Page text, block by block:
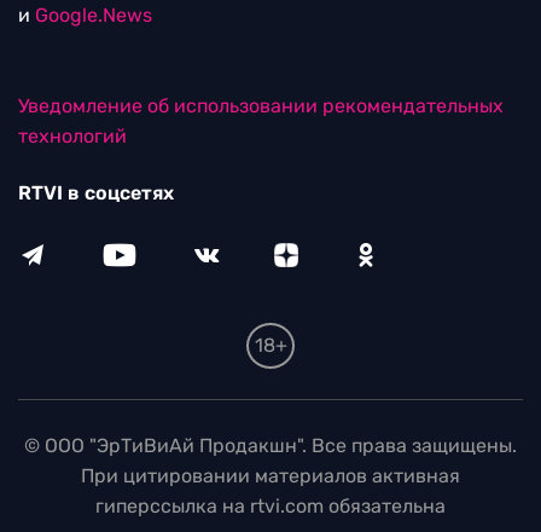
и Google.News
Уведомление об использовании рекомендательных
технологий
RTVI в соцсетях
18+
© ООО "ЭрТиВиАй Продакшн". Все права защищены.
При цитировании материалов активная
гиперссылка на rtvi.com обязательна